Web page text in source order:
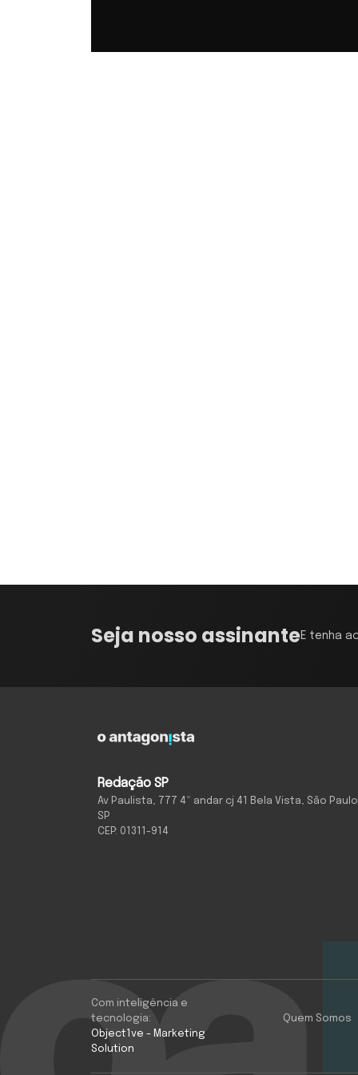
Seja nosso assinanteE tenha
Redação SP
Av Paulista, 777 4º andar cj 41 Bela Vista, São
SP
CEP: 01311-914
Com inteligência e
tecnologia:
Object1ve - Marketing
Solution
Quem Somos